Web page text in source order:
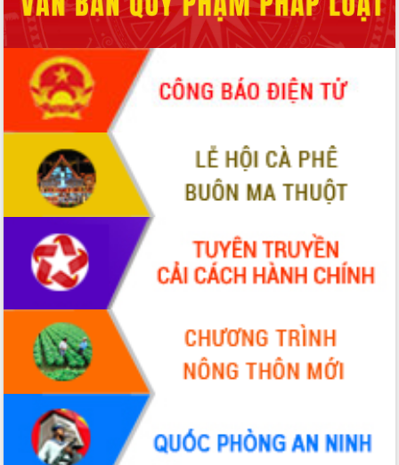
cho trạm y tế cấp xã
Du lịch Đắk Lắk nâng tầm trải nghiệm
du khách thông qua Hệ thống cơ sở dữ
liệu và Bản đồ số
Tập huấn ứng dụng trí tuệ nhân tạo (AI)
trong thương mại điện tử năm 2026
Đoàn đại biểu Quốc hội tỉnh Đắk Lắk
trao đổi thông tin trước Kỳ họp thứ
nhất, Quốc hội khóa XVI
Quyết liệt cải cách hành chính, khơi
thông nguồn lực phát triển
Nâng cao hiệu lực, hiệu quả HĐND
tỉnh thông qua hiện đại hóa hành chính
Xã Ea Phê gắn cải cách hành chính với
chuyển đổi số
Phó Chủ tịch Thường trực UBND tỉnh
Hồ Thị Nguyên Thảo làm việc tại Trung
tâm Phục vụ hành chính công xã Ea
Xây dựng nền hành chính số đồng
hành cùng nông dân dân, doanh nghiệp
Giai đoạn 2026-2030, Đắk Lắk phấn
đấu có 77% xã đạt chuẩn nông thôn